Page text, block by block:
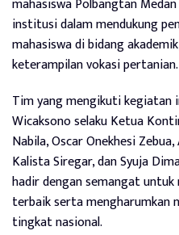
mahasiswa Polbangtan
institusi dalam mendukung
mahasiswa di bidang
keterampilan vokasi pertanian.
Tim yang mengikuti kegiatan
Wicaksono selaku Ketua
Nabila, Oscar Onekhesi
Kalista Siregar, dan Syuja
hadir dengan semangat
terbaik serta mengharumkan
tingkat nasional.